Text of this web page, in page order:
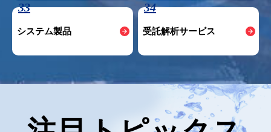
33
システム製品
34
受託解析サービス